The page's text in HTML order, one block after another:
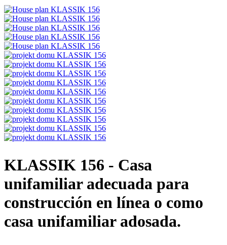
KLASSIK 156 - Casa
unifamiliar adecuada para
construcción en línea o como
casa unifamiliar adosada.